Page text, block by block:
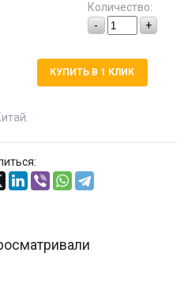
Количество:
-
+
КУПИТЬ В 1 КЛИК